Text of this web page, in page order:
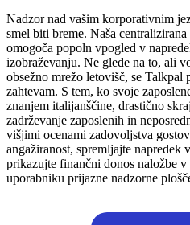
Nadzor nad vašim korporativnim
smel biti breme. Naša
omogoča popoln vpogled v
izobraževanju. Ne glede na to, ali
obsežno mrežo letovišč, se Talkpal
zahtevam. S tem, ko svoje
znanjem italijanščine, drastično
zadrževanje zaposlenih in
višjimi ocenami zadovoljstva
angažiranost, spremljajte napredek
prikazujte finančni donos naložbe v
uporabniku prijazne nadzorne